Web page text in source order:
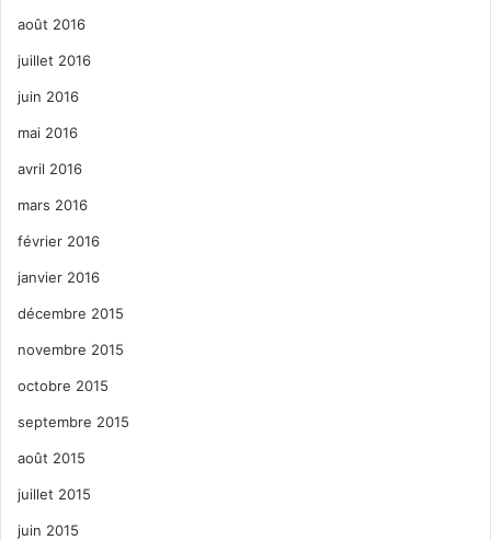
août 2016
juillet 2016
juin 2016
mai 2016
avril 2016
mars 2016
février 2016
janvier 2016
décembre 2015
novembre 2015
octobre 2015
septembre 2015
août 2015
juillet 2015
juin 2015